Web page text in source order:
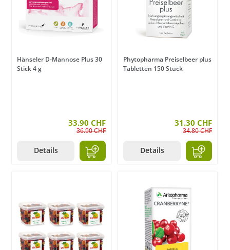
Hänseler D-Mannose Plus 30
Stick 4 g
33.90 CHF
36.90 CHF
Details
Phytopharma Preiselbeer plus
Tabletten 150 Stück
31.30 CHF
34.80 CHF
Details